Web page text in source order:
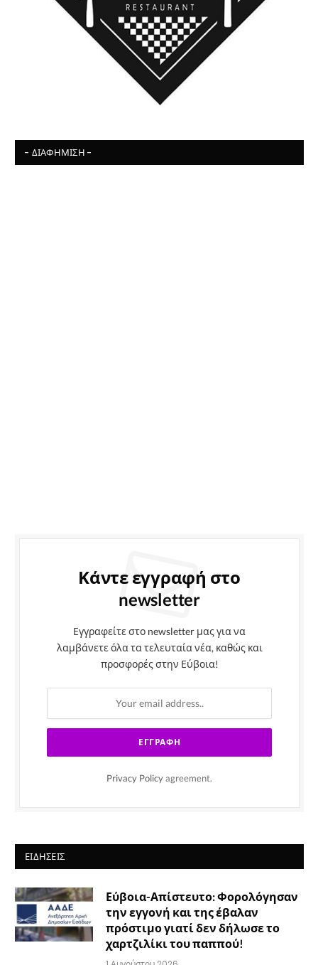
- ΔΙΑΦΉΜΙΣΗ -
Κάντε εγγραφή στο
newsletter
Εγγραφείτε στο newsletter μας για να
λαμβάνετε όλα τα τελευταία νέα, καθώς και
προσφορές στην Εύβοια!
Privacy Policy agreement.
ΕΙΔΉΣΕΙΣ
Εύβοια-Απίστευτο: Φορολόγησαν
την εγγονή και της έβαλαν
πρόστιμο γιατί δεν δήλωσε το
χαρτζιλίκι του παππού!